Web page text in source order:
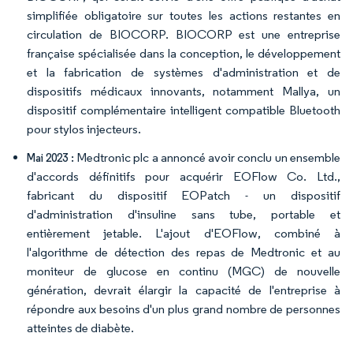
simplifiée obligatoire sur toutes les actions restantes en
circulation de BIOCORP. BIOCORP est une entreprise
française spécialisée dans la conception, le développement
et la fabrication de systèmes d'administration et de
dispositifs médicaux innovants, notamment Mallya, un
dispositif complémentaire intelligent compatible Bluetooth
pour stylos injecteurs.
Mai 2023 : Medtronic plc a annoncé avoir conclu un ensemble
d'accords définitifs pour acquérir EOFlow Co. Ltd.,
fabricant du dispositif EOPatch - un dispositif
d'administration d'insuline sans tube, portable et
entièrement jetable. L'ajout d'EOFlow, combiné à
l'algorithme de détection des repas de Medtronic et au
moniteur de glucose en continu (MGC) de nouvelle
génération, devrait élargir la capacité de l'entreprise à
répondre aux besoins d'un plus grand nombre de personnes
atteintes de diabète.